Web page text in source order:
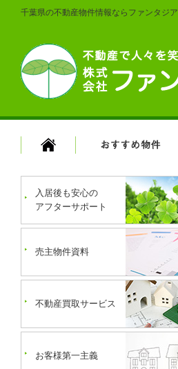
千葉県の不動産物件情報ならファンタジア
入居後も安心の
アフターサポート
売主物件資料
不動産買取サービス
お客様第一主義